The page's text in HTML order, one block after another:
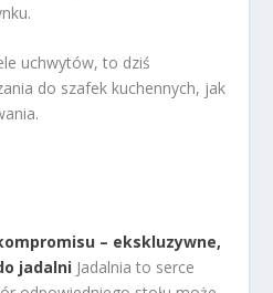
uchwytów, to dziś
do szafek kuchennych, jak
– ekskluzywne,
jadalni Jadalnia to serce